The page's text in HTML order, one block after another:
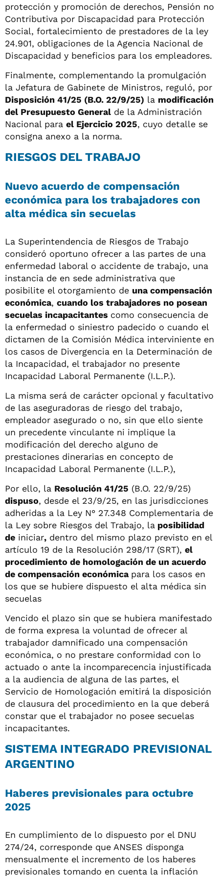
protección y promoción de derechos, Pensión no
Contributiva por Discapacidad para Protección
Social, fortalecimiento de prestadores de la ley
24.901, obligaciones de la Agencia Nacional de
Discapacidad y beneficios para los empleadores.
Finalmente, complementando la promulgación
la Jefatura de Gabinete de Ministros, reguló, por
Disposición 41/25 (B.O. 22/9/25) la modificación
del Presupuesto General de la Administración
Nacional para el Ejercicio 2025, cuyo detalle se
consigna anexo a la norma.
RIESGOS DEL TRABAJO
Nuevo acuerdo de compensación
económica para los trabajadores con
alta médica sin secuelas
La Superintendencia de Riesgos de Trabajo
consideró oportuno ofrecer a las partes de una
enfermedad laboral o accidente de trabajo, una
instancia de en sede administrativa que
posibilite el otorgamiento de una compensación
económica, cuando los trabajadores no posean
secuelas incapacitantes como consecuencia de
la enfermedad o siniestro padecido o cuando el
dictamen de la Comisión Médica interviniente en
los casos de Divergencia en la Determinación de
la Incapacidad, el trabajador no presente
Incapacidad Laboral Permanente (I.L.P.).
La misma será de carácter opcional y facultativo
de las aseguradoras de riesgo del trabajo,
empleador asegurado o no, sin que ello siente
un precedente vinculante ni implique la
modificación del derecho alguno de
prestaciones dinerarias en concepto de
Incapacidad Laboral Permanente (I.L.P.),
Por ello, la Resolución 41/25 (B.O. 22/9/25)
dispuso, desde el 23/9/25, en las jurisdicciones
adheridas a la Ley N° 27.348 Complementaria de
la Ley sobre Riesgos del Trabajo, la posibilidad
de iniciar, dentro del mismo plazo previsto en el
artículo 19 de la Resolución 298/17 (SRT), el
procedimiento de homologación de un acuerdo
de compensación económica para los casos en
los que se hubiere dispuesto el alta médica sin
secuelas
Vencido el plazo sin que se hubiera manifestado
de forma expresa la voluntad de ofrecer al
trabajador damnificado una compensación
económica, o no prestare conformidad con lo
actuado o ante la incomparecencia injustificada
a la audiencia de alguna de las partes, el
Servicio de Homologación emitirá la disposición
de clausura del procedimiento en la que deberá
constar que el trabajador no posee secuelas
incapacitantes.
SISTEMA INTEGRADO PREVISIONAL
ARGENTINO
Haberes previsionales para octubre
2025
En cumplimiento de lo dispuesto por el DNU
274/24, corresponde que ANSES disponga
mensualmente el incremento de los haberes
previsionales tomando en cuenta la inflación